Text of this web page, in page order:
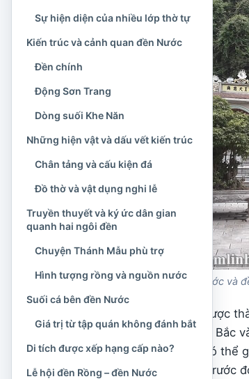
Đền Nước và
Xã Hà Long hiện nay được
thị trấn Hà Long, xã Hà Bắc
chỉ dẫn cũ, du khách có thể
cách ghi theo địa giới trước
Sự hiện diện của nhiều lớp thờ tự
Kiến trúc và cảnh quan đền Nước
Đền chính
Động Sơn Trang
Dòng suối Khe Năn
Những hiện vật và dấu vết kiến trúc
Chân tảng và cấu kiện đá
Đồ thờ và vật dụng nghi lễ
Truyền thuyết và ký ức dân gian
quanh hai ngôi đền
Chuyện Thánh Mẫu phù trợ
Hình tượng rồng và nguồn nước
Suối cá bên đền Nước
Giá trị từ tập quán không đánh bắt
Di tích được xếp hạng cấp nào?
Lễ hội đền Rồng – đền Nước